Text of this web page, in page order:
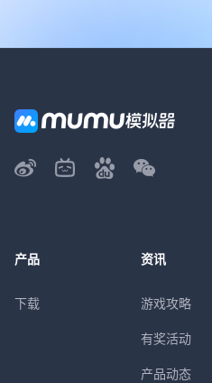
产品
下载
资讯
游戏攻略
有奖活动
产品动态